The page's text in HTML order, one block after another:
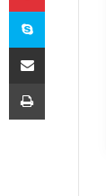
Skype
E-Posta ile paylaş